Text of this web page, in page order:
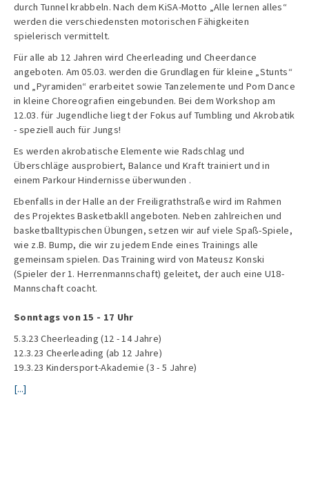
durch Tunnel krabbeln. Nach dem KiSA-Motto „Alle lernen alles“
werden die verschiedensten motorischen Fähigkeiten
spielerisch vermittelt.
Für alle ab 12 Jahren wird Cheerleading und Cheerdance
angeboten. Am 05.03. werden die Grundlagen für kleine „Stunts“
und „Pyramiden“ erarbeitet sowie Tanzelemente und Pom Dance
in kleine Choreografien eingebunden. Bei dem Workshop am
12.03. für Jugendliche liegt der Fokus auf Tumbling und Akrobatik
- speziell auch für Jungs!
Es werden akrobatische Elemente wie Radschlag und
Überschläge ausprobiert, Balance und Kraft trainiert und in
einem Parkour Hindernisse überwunden .
Ebenfalls in der Halle an der Freiligrathstraße wird im Rahmen
des Projektes Basketbakll angeboten. Neben zahlreichen und
basketballtypischen Übungen, setzen wir auf viele Spaß-Spiele,
wie z.B. Bump, die wir zu jedem Ende eines Trainings alle
gemeinsam spielen. Das Training wird von Mateusz Konski
(Spieler der 1. Herrenmannschaft) geleitet, der auch eine U18-
Mannschaft coacht.
Sonntags von 15 - 17 Uhr
5.3.23 Cheerleading (12 - 14 Jahre)
12.3.23 Cheerleading (ab 12 Jahre)
19.3.23 Kindersport-Akademie (3 - 5 Jahre)
[...]